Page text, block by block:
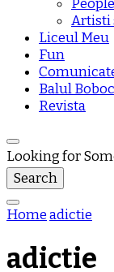
People
Artisti
Liceul Meu
Fun
Balul
Revista
Looking for
Homeadictie
adictie